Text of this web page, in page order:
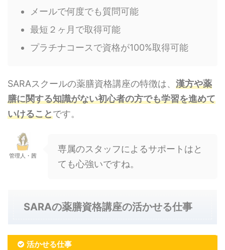
メールで何度でも質問可能
最短２ヶ月で取得可能
プラチナコースで資格が100%取得可能
SARAスクールの薬膳資格講座の特徴は、 漢方や薬
膳に関する知識がない初心者の方でも学習を進めて
いけることです。
管理人・茜
専属のスタッフによるサポートはと
ても心強いですね。
SARAの薬膳資格講座の活かせる仕事
活かせる仕事